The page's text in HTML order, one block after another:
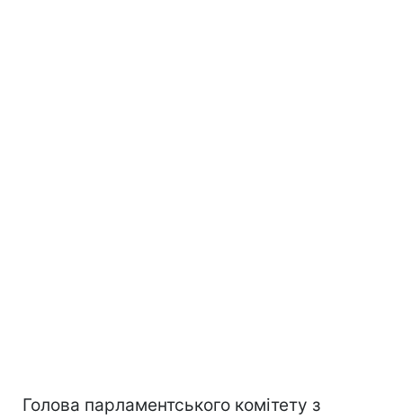
Голова парламентського комітету з